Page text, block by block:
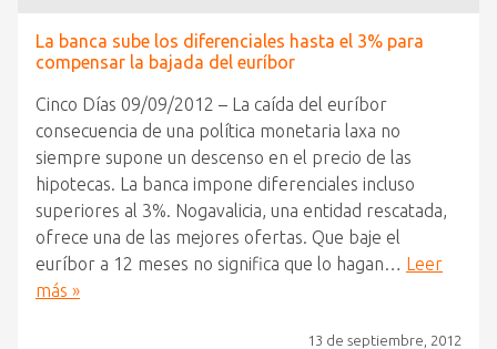
La banca sube los diferenciales hasta el 3% para
compensar la bajada del euríbor
Cinco Días 09/09/2012 – La caída del euríbor
consecuencia de una política monetaria laxa no
siempre supone un descenso en el precio de las
hipotecas. La banca impone diferenciales incluso
superiores al 3%. Nogavalicia, una entidad rescatada,
ofrece una de las mejores ofertas. Que baje el
euríbor a 12 meses no significa que lo hagan… Leer
más »
13 de septiembre, 2012